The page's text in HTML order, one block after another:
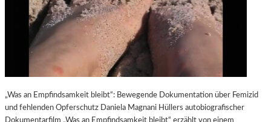
„Was an Empfindsamkeit bleibt“: Bewegende Dokumentation über Femizid
und fehlenden Opferschutz Daniela Magnani Hüllers autobiografischer
Dokumentarfilm „Was an Empfindsamkeit bleibt“ erzählt von einem